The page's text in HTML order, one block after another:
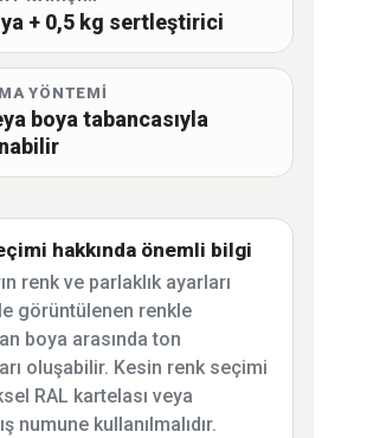
+ 0,5 kg sertleştirici
YÖNTEMİ
boya tabancasıyla
hakkında önemli bilgi
renk ve parlaklık ayarları
görüntülenen renkle
boya arasında ton
oluşabilir. Kesin renk seçimi
RAL kartelası veya
numune kullanılmalıdır.